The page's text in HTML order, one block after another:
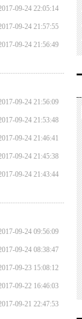
09-24 22:05:14
09-24 21:57:55
09-24 21:56:49
09-24 21:56:09
09-24 21:53:48
09-24 21:46:41
09-24 21:45:38
09-24 21:43:44
09-24 09:56:09
09-24 08:38:47
09-23 15:08:12
09-22 16:46:03
09-21 22:47:53